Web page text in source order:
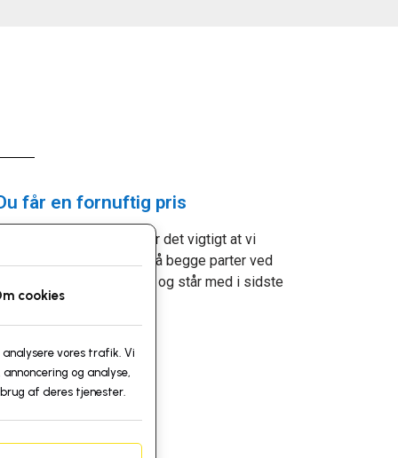
får en fornuftig pris
Inden vi indgår en aftale er det vigtigt at vi
forventningsafstemmer, så begge parter ved
præcis, hvad de går ind til og står med i sidste
cookies
vores trafik. Vi
og analyse,
af deres tjenester.